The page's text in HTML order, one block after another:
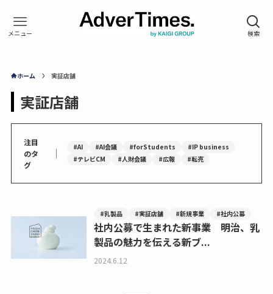
ホーム 実証店舗
実証店舗
注目
のタ
グ
｜ #AI #AI会議 #forStudents
#IP business
#テレビCM
#人財会議 #広報 #転売
#乳製品 #実証店舗 #新規事業 #社内公募
社内公募で生まれた新事業 明治、乳
製品の魅力を伝える新ブ...
2024.6.12